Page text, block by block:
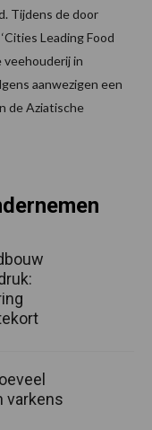
Tijdens de door
Leading Food
veehouderij in
aanwezigen een
de Aziatische
varkens